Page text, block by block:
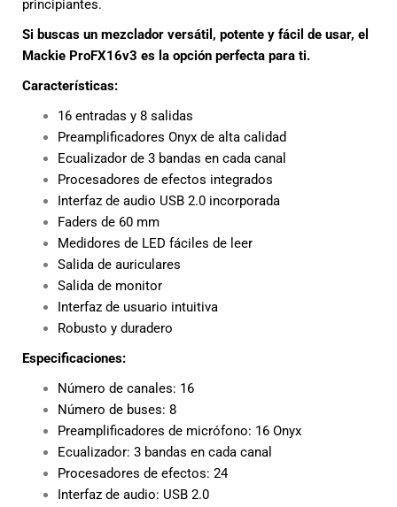
principiantes.
Si buscas un mezclador versátil, potente y fácil de usar, el
Mackie ProFX16v3 es la opción perfecta para ti.
Características:
16 entradas y 8 salidas
Preamplificadores Onyx de alta calidad
Ecualizador de 3 bandas en cada canal
Procesadores de efectos integrados
Interfaz de audio USB 2.0 incorporada
Faders de 60 mm
Medidores de LED fáciles de leer
Salida de auriculares
Salida de monitor
Interfaz de usuario intuitiva
Robusto y duradero
Especificaciones:
Número de canales: 16
Número de buses: 8
Preamplificadores de micrófono: 16 Onyx
Ecualizador: 3 bandas en cada canal
Procesadores de efectos: 24
Interfaz de audio: USB 2.0